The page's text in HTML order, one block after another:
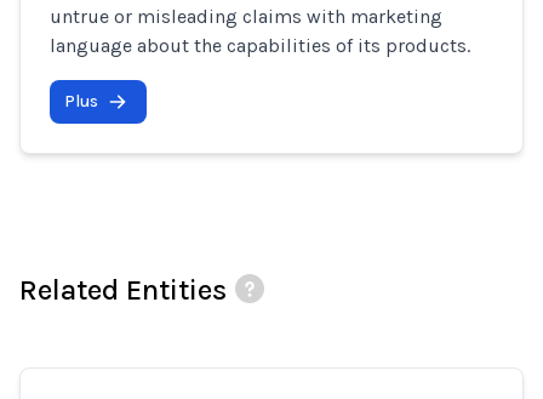
untrue or misleading claims with marketing
language about the capabilities of its products.
Plus
Related Entities